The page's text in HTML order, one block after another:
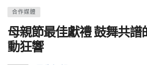
合作媒體
母親節最佳獻禮 鼓舞共譜
動狂響